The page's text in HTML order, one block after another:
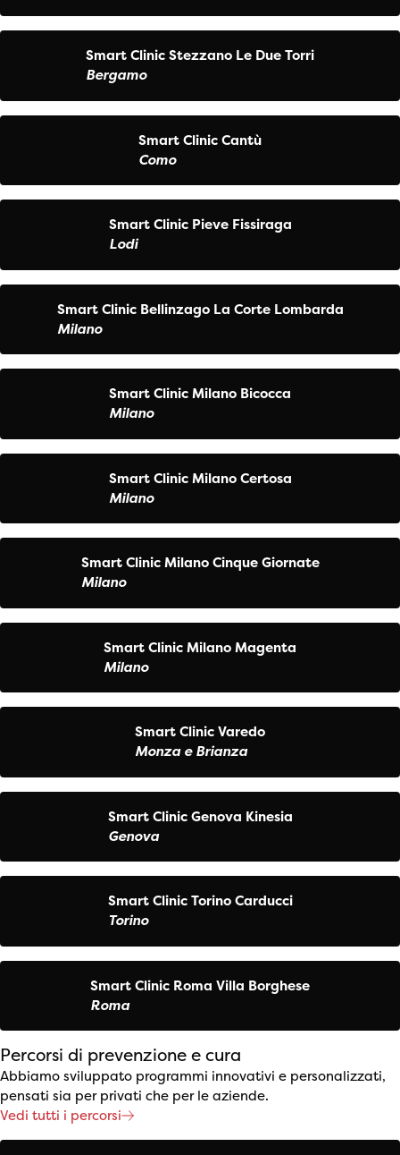
Smart Clinic Stezzano Le Due Torri
Bergamo
Smart Clinic Cantù
Como
Smart Clinic Pieve Fissiraga
Lodi
Smart Clinic Bellinzago La Corte Lombarda
Milano
Smart Clinic Milano Bicocca
Milano
Smart Clinic Milano Certosa
Milano
Smart Clinic Milano Cinque Giornate
Milano
Smart Clinic Milano Magenta
Milano
Smart Clinic Varedo
Monza e Brianza
Smart Clinic Genova Kinesia
Genova
Smart Clinic Torino Carducci
Torino
Smart Clinic Roma Villa Borghese
Roma
Percorsi di prevenzione e cura
Abbiamo sviluppato programmi innovativi e personalizzati,
pensati sia per privati che per le aziende.
Vedi tutti i percorsi